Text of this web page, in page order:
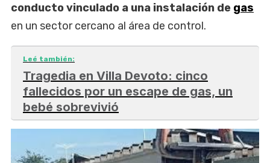
conducto vinculado a una instalación de gas
en un sector cercano al área de control.
Leé también:
Tragedia en Villa Devoto: cinco
fallecidos por un escape de gas, un
bebé sobrevivió